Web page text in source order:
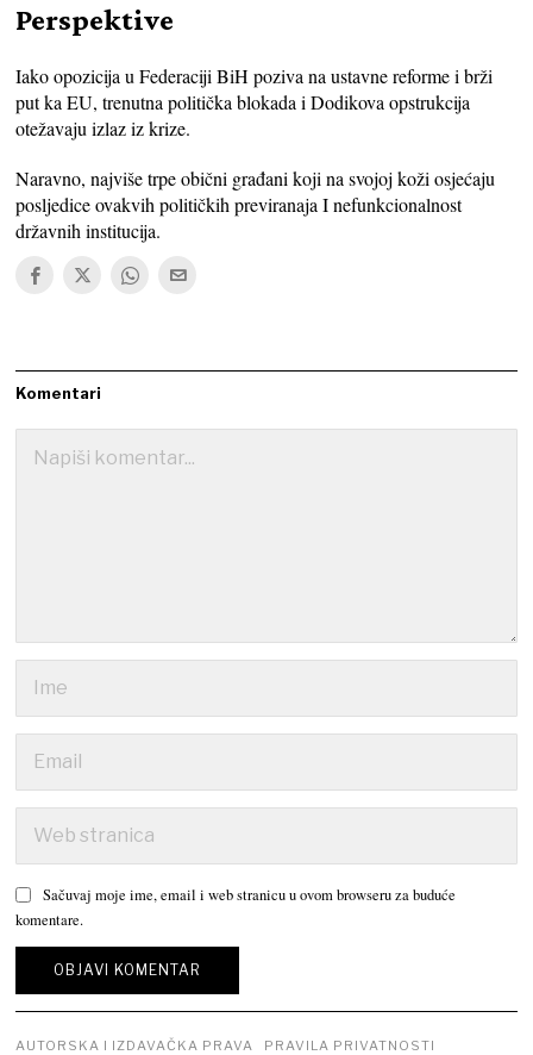
Perspektive
Iako opozicija u Federaciji BiH poziva na ustavne reforme i brži
put ka EU, trenutna politička blokada i Dodikova opstrukcija
otežavaju izlaz iz krize.
Naravno, najviše trpe obični građani koji na svojoj koži osjećaju
posljedice ovakvih političkih previranaja I nefunkcionalnost
državnih institucija.
Komentari
Sačuvaj moje ime, email i web stranicu u ovom browseru za buduće
komentare.
AUTORSKA I IZDAVAČKA PRAVA PRAVILA PRIVATNOSTI